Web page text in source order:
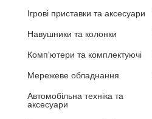
Ігрові приставки та аксесуари
Навушники та колонки
Комп'ютери та комплектуючі
Мережеве обладнання
Автомобільна техніка та
аксесуари